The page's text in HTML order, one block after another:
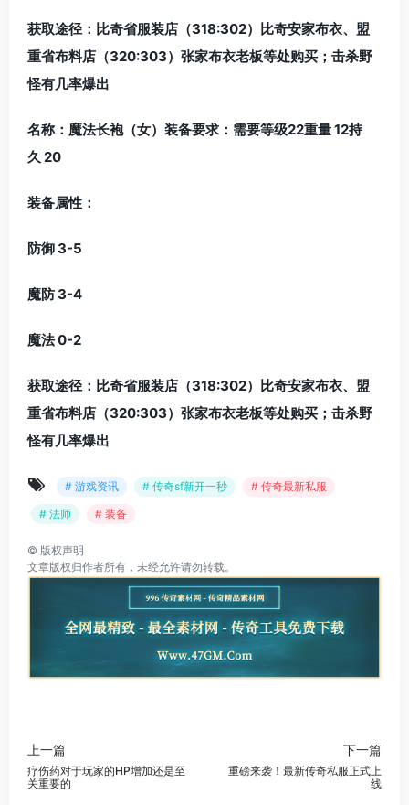
获取途径：比奇省服装店（318:302）比奇安家布衣、盟
重省布料店（320:303）张家布衣老板等处购买；击杀野
怪有几率爆出
名称：魔法长袍（女）装备要求：需要等级22重量 12持
久 20
装备属性：
防御 3-5
魔防 3-4
魔法 0-2
获取途径：比奇省服装店（318:302）比奇安家布衣、盟
重省布料店（320:303）张家布衣老板等处购买；击杀野
怪有几率爆出
# 游戏资讯 # 传奇sf新开一秒
# 传奇最新私服
# 法师
# 装备
© 版权声明
文章版权归作者所有，未经允许请勿转载。
上一篇
疗伤药对于玩家的HP增加还是至
关重要的
下一篇
重磅来袭！最新传奇私服正式上
线